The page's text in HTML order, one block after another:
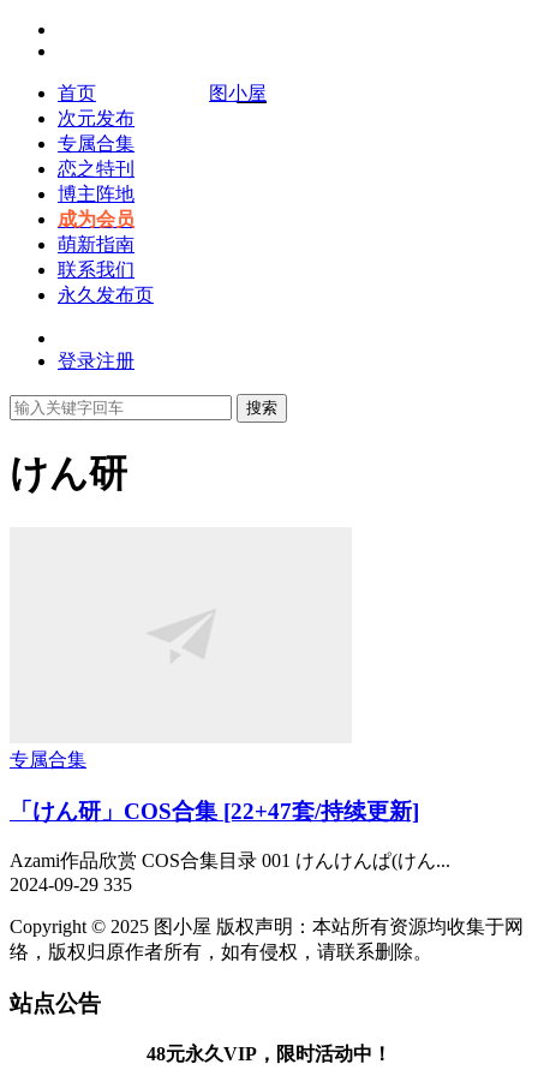
图小屋
首页
次元发布
专属合集
恋之特刊
博主阵地
成为会员
萌新指南
联系我们
永久发布页
登录注册
搜索
けん研
专属合集
「けん研」COS合集 [22+47套/持续更新]
Azami作品欣赏 COS合集目录 001 けんけんぱ(けん...
2024-09-29 335
Copyright © 2025 图小屋 版权声明：本站所有资源均收集于网
络，版权归原作者所有，如有侵权，请联系删除。
站点公告
48元永久VIP，限时活动中！